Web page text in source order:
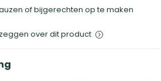
of bijgerechten op te maken
over dit product